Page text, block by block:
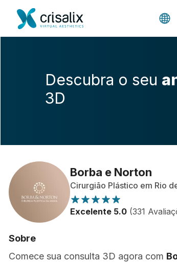
Descubra o seu
3D
Borba e Norton
Cirurgião Plástico em Rio
Excelente 5.0 (331
Sobre
Comece sua consulta 3D agora com